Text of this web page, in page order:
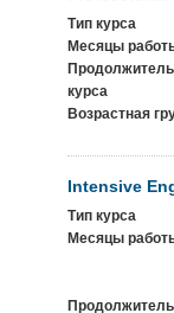
Тип курса
Месяцы
курса
Возрастная
Intensive
Тип курса
Месяцы